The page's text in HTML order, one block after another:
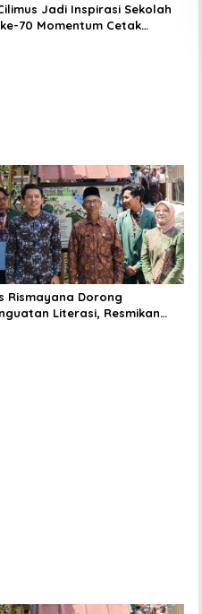
Jadi Inspirasi Sekolah
70 Momentum Cetak
Rismayana Dorong
Literasi, Resmikan